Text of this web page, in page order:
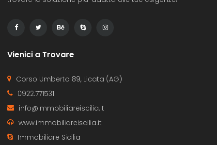
Vienici a Trovare
Corso Umberto 89, Licata (AG)
0922.771531
info@immobiliareiscilia.it
www.immobiliareiscilia.it
Immobiliare Sicilia